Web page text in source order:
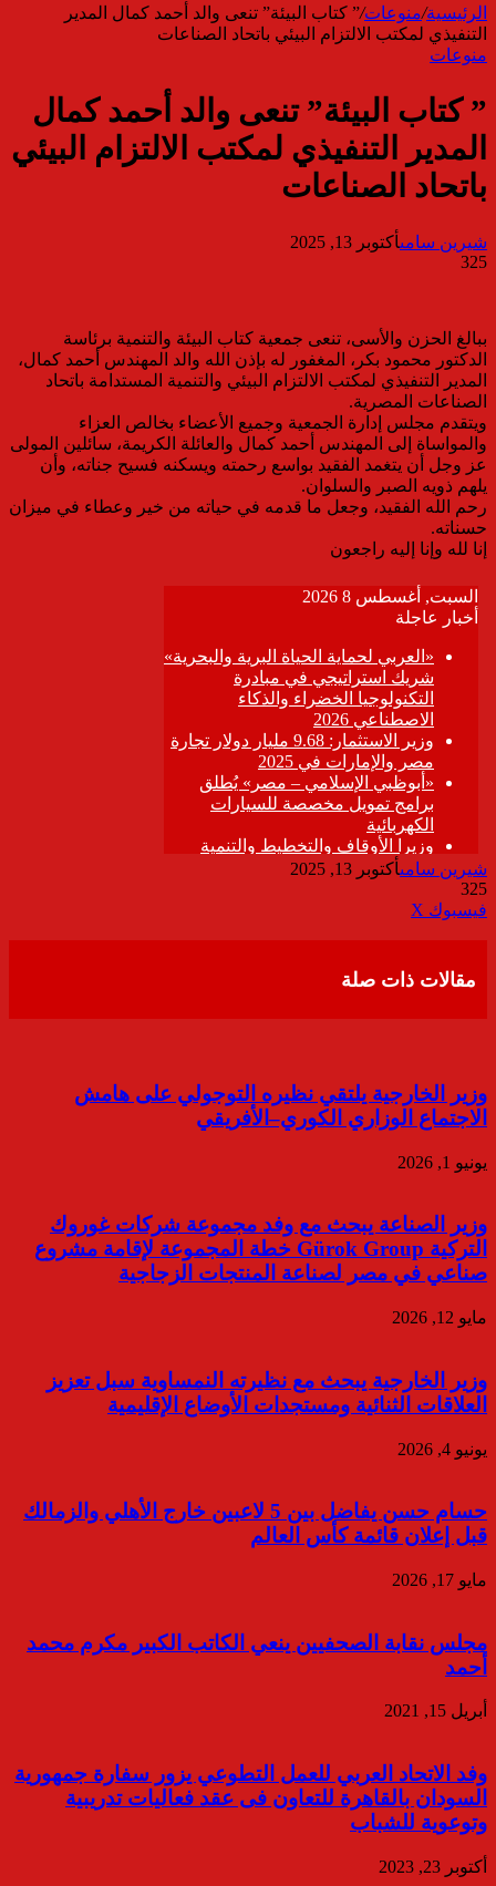
الرئيسية/منوعات/” كتاب البيئة” تنعى والد أحمد كمال المدير
التنفيذي لمكتب الالتزام البيئي باتحاد الصناعات
منوعات
” كتاب البيئة” تنعى والد أحمد كمال
المدير التنفيذي لمكتب الالتزام البيئي
باتحاد الصناعات
شيرين سامىأكتوبر 13, 2025
325
ببالغ الحزن والأسى، تنعى جمعية كتاب البيئة والتنمية برئاسة
الدكتور محمود بكر، المغفور له بإذن الله والد المهندس أحمد كمال،
المدير التنفيذي لمكتب الالتزام البيئي والتنمية المستدامة باتحاد
الصناعات المصرية.
ويتقدم مجلس إدارة الجمعية وجميع الأعضاء بخالص العزاء
والمواساة إلى المهندس أحمد كمال والعائلة الكريمة، سائلين المولى
عز وجل أن يتغمد الفقيد بواسع رحمته ويسكنه فسيح جناته، وأن
يلهم ذويه الصبر والسلوان.
رحم الله الفقيد، وجعل ما قدمه في حياته من خير وعطاء في ميزان
حسناته.
إنا لله وإنا إليه راجعون
شيرين سامىأكتوبر 13, 2025
325
فيسبوك ‫X
مقالات ذات صلة
وزير الخارجية يلتقي نظيره التوجولي على هامش
الاجتماع الوزاري الكوري–الأفريقي
يونيو 1, 2026
وزير الصناعة يبحث مع وفد مجموعة شركات غوروك
التركية Gürok Group خطة المجموعة لإقامة مشروع
صناعي في مصر لصناعة المنتجات الزجاجية
مايو 12, 2026
وزير الخارجية يبحث مع نظيرته النمساوية سبل تعزيز
العلاقات الثنائية ومستجدات الأوضاع الإقليمية
يونيو 4, 2026
حسام حسن يفاضل بين 5 لاعبين خارج الأهلي والزمالك
قبل إعلان قائمة كأس العالم
مايو 17, 2026
مجلس نقابة الصحفيين ينعي الكاتب الكبير مكرم محمد
أحمد
أبريل 15, 2021
وفد الاتحاد العربي للعمل التطوعي يزور سفارة جمهورية
السودان بالقاهرة للتعاون فى عقد فعاليات تدريبية
وتوعوية للشباب
أكتوبر 23, 2023